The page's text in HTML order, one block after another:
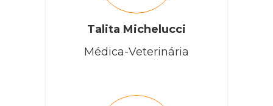
Talita Michelucci
Médica-Veterinária